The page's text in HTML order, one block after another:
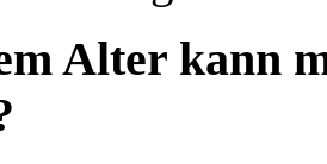
Alter kann